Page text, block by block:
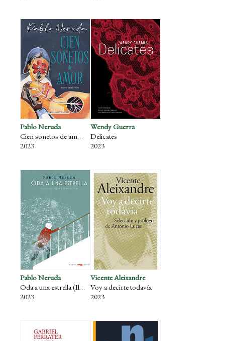
Pablo Neruda
Cien sonetos de amor (Ilustrado)
2023
Wendy Guerra
Delicates
2023
Pablo Neruda
Oda a una estrella (Ilustrado)
2023
Vicente Aleixandre
Voy a decirte todavía
2023